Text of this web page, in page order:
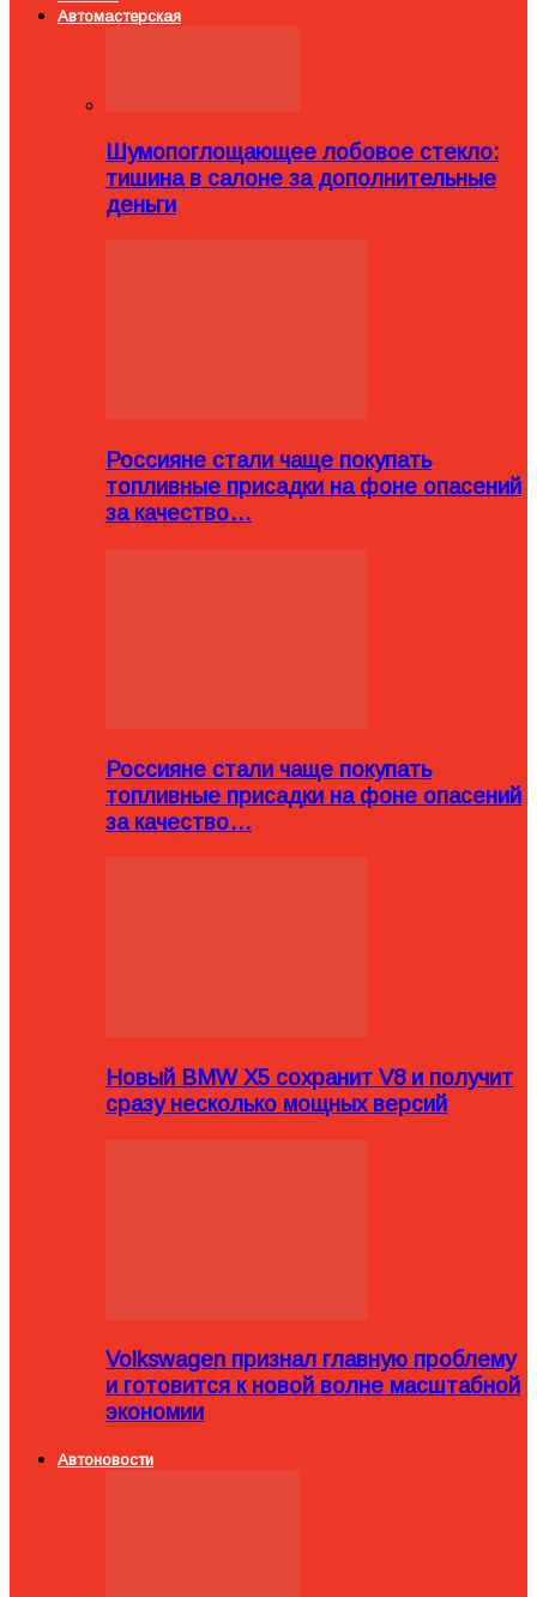
Автомастерская
Шумопоглощающее лобовое стекло:
тишина в салоне за дополнительные
деньги
Россияне стали чаще покупать
топливные присадки на фоне опасений
за качество…
Россияне стали чаще покупать
топливные присадки на фоне опасений
за качество…
Новый BMW X5 сохранит V8 и получит
сразу несколько мощных версий
Volkswagen признал главную проблему
и готовится к новой волне масштабной
экономии
Автоновости